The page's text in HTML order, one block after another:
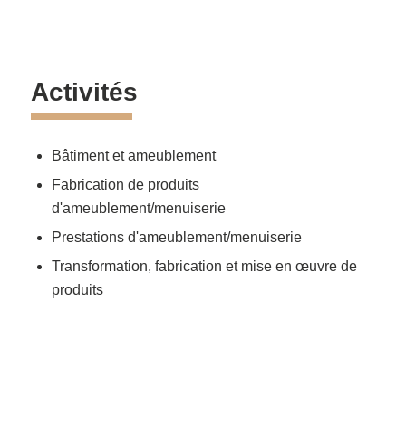
Activités
Bâtiment et ameublement
Fabrication de produits
d'ameublement/menuiserie
Prestations d'ameublement/menuiserie
Transformation, fabrication et mise en œuvre de
produits